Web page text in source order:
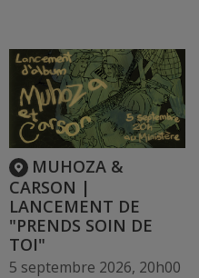
MUHOZA &
CARSON |
LANCEMENT DE
"PRENDS SOIN DE
TOI"
5 septembre 2026, 20h00